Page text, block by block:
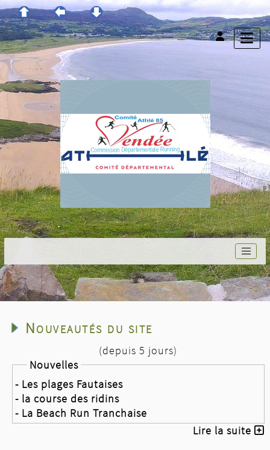
Nouveautés du site
(depuis 5 jours)
Nouvelles
- Les plages Fautaises
- la course des ridins
- La Beach Run Tranchaise
Lire la suite